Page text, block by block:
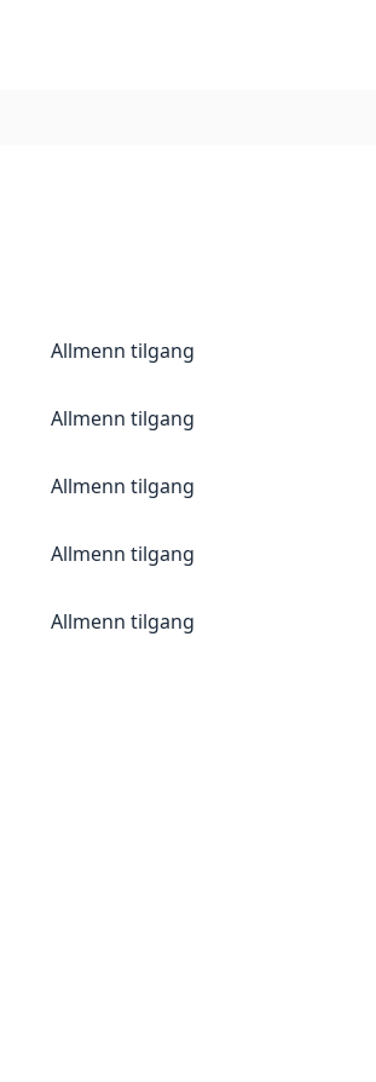
Allmenn tilgang
Allmenn tilgang
Allmenn tilgang
Allmenn tilgang
Allmenn tilgang